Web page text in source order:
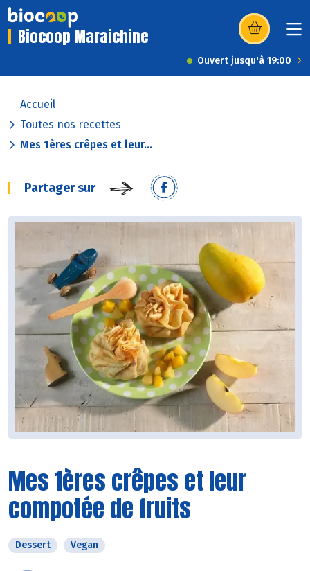
Biocoop Maraichine (s’ouvre dans
Ouvert jusqu'à 19:00
Accueil
Toutes nos recettes
Mes 1ères crêpes et leur...
Partager sur
Mes 1ères crêpes et leur
compotée de fruits
Dessert Vegan